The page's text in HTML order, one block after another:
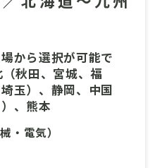
ンプラントを支えて
か。
東北（秋田、宮城、
玉）、静岡、中国
熊本」から選択が可
から選択が可能で
秋田、宮城、福
玉）、静岡、中国
、熊本
・電気）